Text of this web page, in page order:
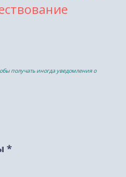
получать иногда уведомления о
*